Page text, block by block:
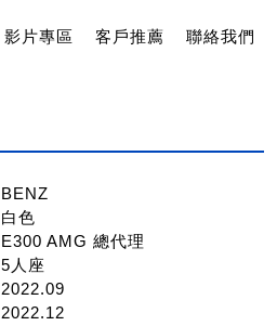
影片專區 客戶推薦 聯絡我們
BENZ
白色
E300 AMG 總代理
5人座
2022.09
2022.12